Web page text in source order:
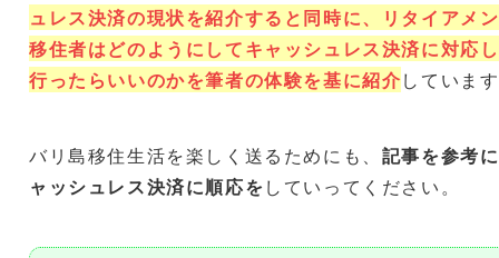
ュレス決済の現状を紹介すると同時に、リタイアメ
移住者はどのようにしてキャッシュレス決済に対応
行ったらいいのかを筆者の体験を基に紹介していま
バリ島移住生活を楽しく送るためにも、 記事を参考
ャッシュレス決済に順応を していってください。